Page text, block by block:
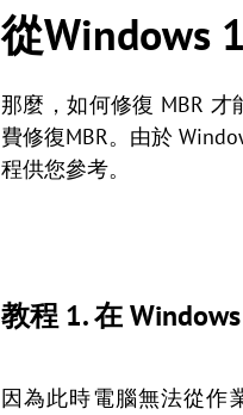
從Windows
那麼，如何修復 MBR
費修復MBR。由於
程供您參考。
教程 1. 在
因為此時電腦無法從作